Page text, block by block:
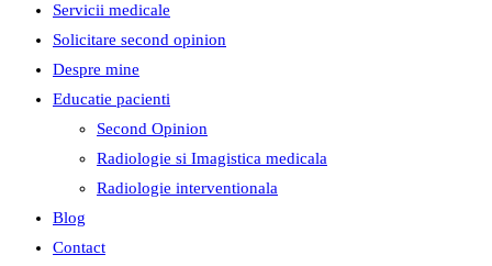
Servicii medicale
Solicitare second opinion
Despre mine
Educatie pacienti
Second Opinion
Radiologie si Imagistica medicala
Radiologie interventionala
Blog
Contact